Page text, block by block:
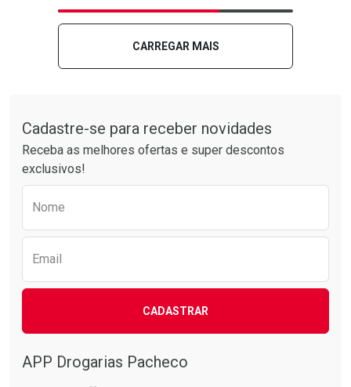
CARREGAR MAIS
Cadastre-se para receber novidades
Receba as melhores ofertas e super descontos
exclusivos!
Nome
Email
CADASTRAR
APP Drogarias Pacheco